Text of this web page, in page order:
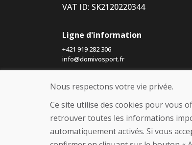
VAT ID: SK2120220344
Ligne d'information
+421 919 282 306
info@domivosport.fr
Nous respectons votre vie privée.
Ce site utilise des cookies pour vous
retrouver toutes les informations
automatiquement activés. Si vous